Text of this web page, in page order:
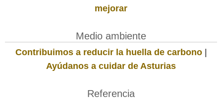
mejorar
Medio ambiente
Contribuimos a reducir la huella de carbono|
Ayúdanos a cuidar de Asturias
Referencia